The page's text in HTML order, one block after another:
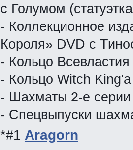
с Голумом
- Коллекционное
Короля» DVD с
- Кольцо
- Кольцо Witch King'а
- Шахматы 2-е серии
- Спецвыпуски
*#1 Aragorn